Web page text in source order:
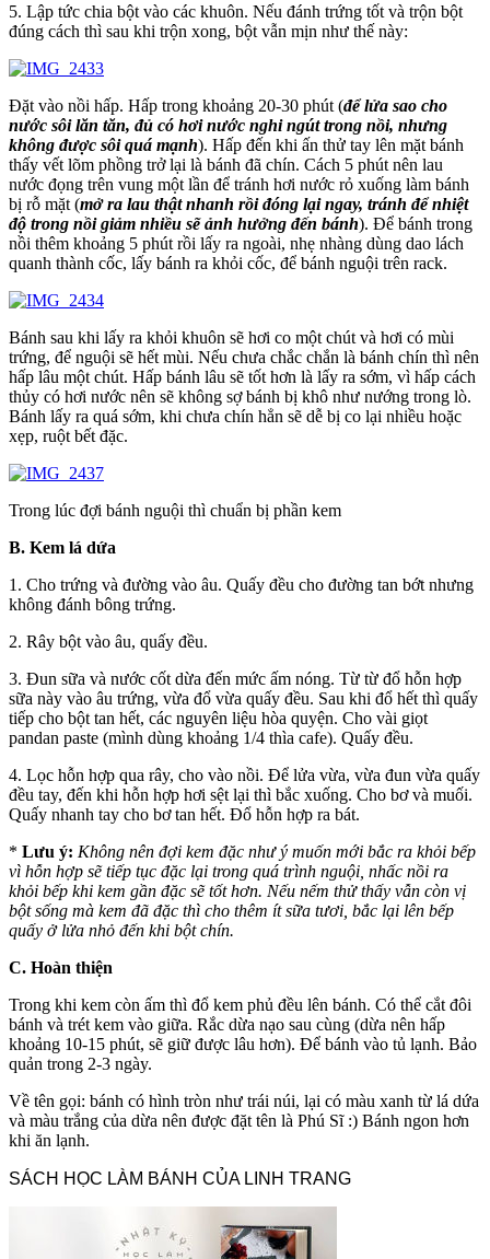
5. Lập tức chia bột vào các khuôn. Nếu đánh trứng tốt và trộn bột
đúng cách thì sau khi trộn xong, bột vẫn mịn như thế này:
Đặt vào nồi hấp. Hấp trong khoảng 20-30 phút (để lửa sao cho
nước sôi lăn tăn, đủ có hơi nước nghi ngút trong nồi, nhưng
không được sôi quá mạnh). Hấp đến khi ấn thử tay lên mặt bánh
thấy vết lõm phồng trở lại là bánh đã chín. Cách 5 phút nên lau
nước đọng trên vung một lần để tránh hơi nước rỏ xuống làm bánh
bị rỗ mặt (mở ra lau thật nhanh rồi đóng lại ngay, tránh để nhiệt
độ trong nồi giảm nhiều sẽ ảnh hưởng đến bánh). Để bánh trong
nồi thêm khoảng 5 phút rồi lấy ra ngoài, nhẹ nhàng dùng dao lách
quanh thành cốc, lấy bánh ra khỏi cốc, để bánh nguội trên rack.
Bánh sau khi lấy ra khỏi khuôn sẽ hơi co một chút và hơi có mùi
trứng, để nguội sẽ hết mùi. Nếu chưa chắc chắn là bánh chín thì nên
hấp lâu một chút. Hấp bánh lâu sẽ tốt hơn là lấy ra sớm, vì hấp cách
thủy có hơi nước nên sẽ không sợ bánh bị khô như nướng trong lò.
Bánh lấy ra quá sớm, khi chưa chín hẳn sẽ dễ bị co lại nhiều hoặc
xẹp, ruột bết đặc.
Trong lúc đợi bánh nguội thì chuẩn bị phần kem
B. Kem lá dứa
1. Cho trứng và đường vào âu. Quấy đều cho đường tan bớt nhưng
không đánh bông trứng.
2. Rây bột vào âu, quấy đều.
3. Đun sữa và nước cốt dừa đến mức ấm nóng. Từ từ đổ hỗn hợp
sữa này vào âu trứng, vừa đổ vừa quấy đều. Sau khi đổ hết thì quấy
tiếp cho bột tan hết, các nguyên liệu hòa quyện. Cho vài giọt
pandan paste (mình dùng khoảng 1/4 thìa cafe). Quấy đều.
4. Lọc hỗn hợp qua rây, cho vào nồi. Để lửa vừa, vừa đun vừa quấy
đều tay, đến khi hỗn hợp hơi sệt lại thì bắc xuống. Cho bơ và muối.
Quấy nhanh tay cho bơ tan hết. Đổ hỗn hợp ra bát.
* Lưu ý: Không nên đợi kem đặc như ý muốn mới bắc ra khỏi bếp
vì hỗn hợp sẽ tiếp tục đặc lại trong quá trình nguội, nhấc nồi ra
khỏi bếp khi kem gần đặc sẽ tốt hơn. Nếu nếm thử thấy vẫn còn vị
bột sống mà kem đã đặc thì cho thêm ít sữa tươi, bắc lại lên bếp
quấy ở lửa nhỏ đến khi bột chín.
C. Hoàn thiện
Trong khi kem còn ấm thì đổ kem phủ đều lên bánh. Có thể cắt đôi
bánh và trét kem vào giữa. Rắc dừa nạo sau cùng (dừa nên hấp
khoảng 10-15 phút, sẽ giữ được lâu hơn). Để bánh vào tủ lạnh. Bảo
quản trong 2-3 ngày.
Về tên gọi: bánh có hình tròn như trái núi, lại có màu xanh từ lá dứa
và màu trắng của dừa nên được đặt tên là Phú Sĩ :) Bánh ngon hơn
khi ăn lạnh.
SÁCH HỌC LÀM BÁNH CỦA LINH TRANG